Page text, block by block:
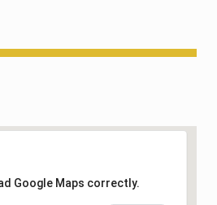
Google Maps correctly.